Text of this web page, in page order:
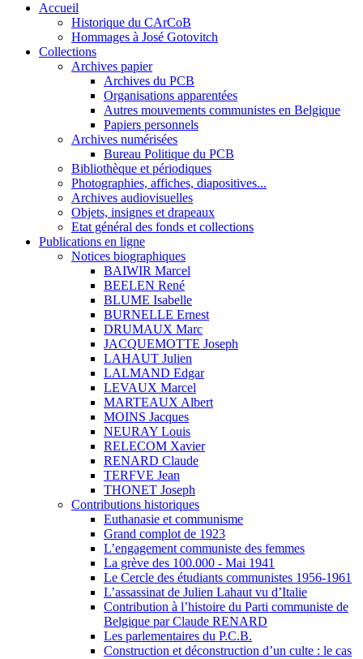
Accueil
Historique du CArCoB
Hommages à José Gotovitch
Collections
Archives papier
Archives du PCB
Organisations apparentées
Autres mouvements communistes en Belgique
Papiers personnels
Archives numérisées
Bureau Politique du PCB
Bibliothèque et périodiques
Photographies, affiches, diapositives...
Archives audiovisuelles
Objets, insignes et drapeaux
Etat général des fonds et collections
Publications en ligne
Notices biographiques
BAIWIR Marcel
BEELEN René
BLUME Isabelle
BURNELLE Ernest
DRUMAUX Marc
JACQUEMOTTE Joseph
LAHAUT Julien
LALMAND Edgar
LEVAUX Marcel
MARTEAUX Albert
MOINS Jacques
NEURAY Louis
RELECOM Xavier
RENARD Claude
TERFVE Jean
THONET Joseph
Contributions historiques
Euthanasie et communisme
Grand complot de 1923
L’engagement communiste des femmes
La grève des 100.000 - Mai 1941
Le Cercle des étudiants communistes 1956-1961
L’assassinat de Julien Lahaut vu d’Italie
Contribution à l’histoire du Parti communiste de
Belgique par Claude RENARD
Les parlementaires du P.C.B.
Construction et déconstruction d’un culte : le cas